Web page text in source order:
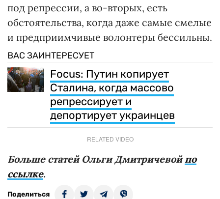
под репрессии, а во-вторых, есть
обстоятельства, когда даже самые смелые
и предприимчивые волонтеры бессильны.
ВАС ЗАИНТЕРЕСУЕТ
Focus: Путин копирует
Сталина, когда массово
репрессирует и
депортирует украинцев
RELATED VIDEO
Больше статей Ольги Дмитричевойпо
ссылке.
Поделиться